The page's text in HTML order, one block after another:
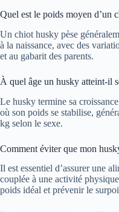
Quel est le poids moyen d’un
Un chiot husky pèse
à la naissance, avec des
et au gabarit des parents.
À quel âge un husky atteint-il
Le husky termine sa
où son poids se stabilise,
kg selon le sexe.
Comment éviter que mon
Il est essentiel d’assurer une
couplée à une activité
poids idéal et prévenir le